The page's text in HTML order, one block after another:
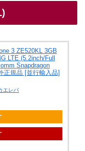
3 ZE520KL 3GB
LTE (5.2inch/Full
Snapdragon
正規品 [並行輸入品]
エレバ